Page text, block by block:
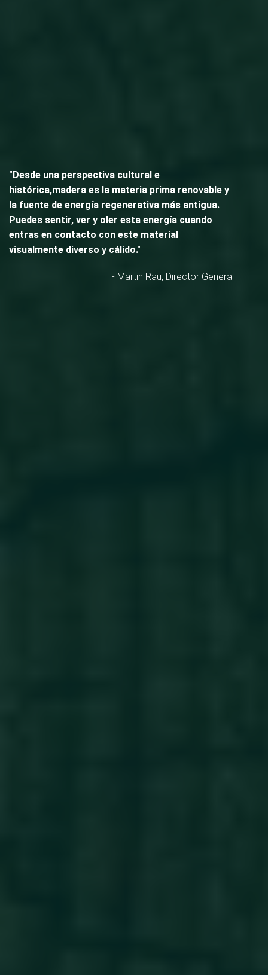
"Desde una perspectiva cultural e
histórica,madera es la materia prima renovable y
la fuente de energía regenerativa más antigua.
Puedes sentir, ver y oler esta energía cuando
entras en contacto con este material
visualmente diverso y cálido."
- Martin Rau, Director General